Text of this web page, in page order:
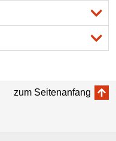
zum Seitenanfang